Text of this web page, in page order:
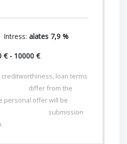
Intress: alates 7,9 %
€ - 10000 €
loan terms
from the
personal offer will be
submission